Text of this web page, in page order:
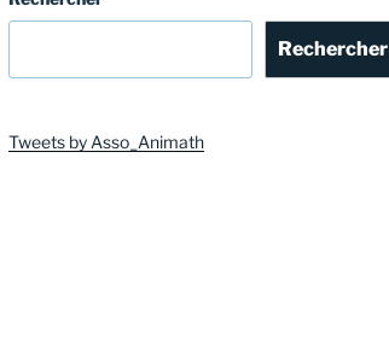
Rechercher
Tweets by Asso_Animath